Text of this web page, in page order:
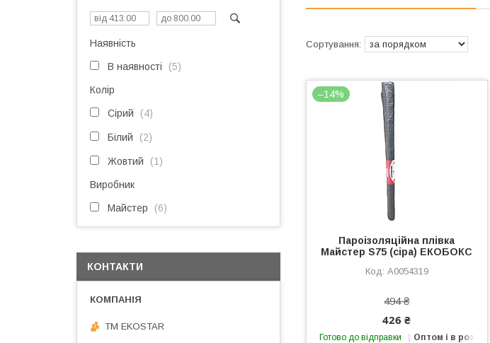
–14%
Пароізоляційна плівка
Майстер S75 (сіра) ЕКОБОКС
А0054319
494 ₴
426 ₴
Готово до відправки Оптом і в роздріб
Наявність
В наявності 5
Колір
Сірий 4
Білий 2
Жовтий 1
Виробник
Майстер 6
КОНТАКТИ
ТМ EKOSTAR